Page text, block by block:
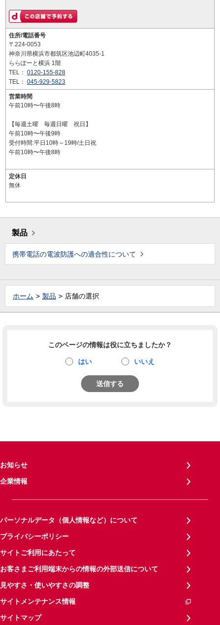
住所/電話番号
〒224-0053
神奈川県横浜市都筑区池辺町4035-1
ららぽーと横浜 1階
TEL： 0120-155-828
TEL： 045-929-5823
営業時間
午前10時〜午後8時
【毎週土曜 毎週日曜 祝日】
午前10時〜午後9時
受付時間:平日10時～19時/土日祝
午前10時〜午後8時
定休日
無休
製品
携帯電話の電波防護への適合性について
ホーム 製品 店舗の選択
このページの情報は役に立ちましたか？
はい いいえ
送信する
お知らせ
企業情報
パーソナルデータ（個人情報など）について
プライバシーポリシー
サイトご利用にあたって
お客さまご利用端末からの情報の外部送信について
見やすさ・使いやすさの調整
サイトメンテナンス情報
サイトマップ